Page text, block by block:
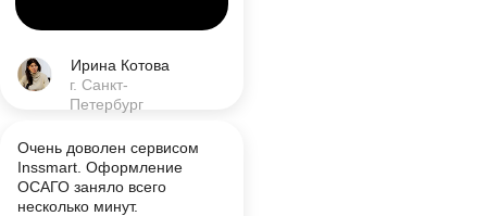
г. Санкт-
Петербург
Ирина Котова
Очень доволен сервисом
Inssmart. Оформление
ОСАГО заняло всего
несколько минут.